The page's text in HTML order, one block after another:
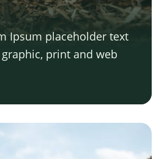
Ipsum placeholder text
print and web